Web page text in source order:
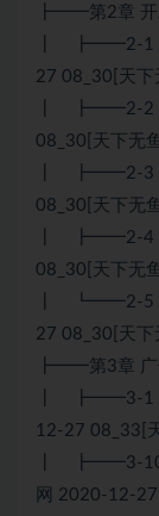
┣━━第2章 开
┃ ┣━━2-1
27 08_30[天下
┃ ┣━━2-2 _
08_30[天下无
┃ ┣━━2-3 _
08_30[天下无
┃ ┣━━2-4 _
08_30[天下无
┃ ┗━━2-5 后
27 08_30[天下
┣━━第3章 广
┃ ┣━━3-1 _
12-27 08_33[
┃ ┣━━3-10 _
网 2020-12-